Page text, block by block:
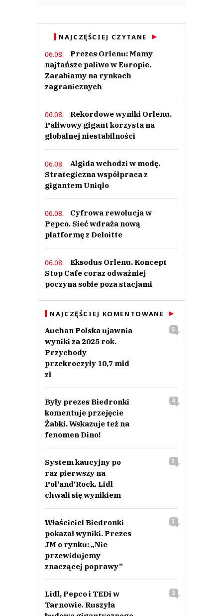
NAJCZĘŚCIEJ CZYTANE
06.08.
Prezes Orlenu: Mamy
najtańsze paliwo w Europie.
Zarabiamy na rynkach
zagranicznych
06.08.
Rekordowe wyniki Orlenu.
Paliwowy gigant korzysta na
globalnej niestabilności
06.08.
Algida wchodzi w modę.
Strategiczna współpraca z
gigantem Uniqlo
06.08.
Cyfrowa rewolucja w
Pepco. Sieć wdraża nową
platformę z Deloitte
06.08.
Eksodus Orlenu. Koncept
Stop Cafe coraz odważniej
poczyna sobie poza stacjami
NAJCZĘŚCIEJ KOMENTOWANE
Auchan Polska ujawnia
wyniki za 2025 rok.
Przychody
przekroczyły 10,7 mld
zł
5
Były prezes Biedronki
komentuje przejęcie
Żabki. Wskazuje też na
fenomen Dino!
4
System kaucyjny po
raz pierwszy na
Pol‘and‘Rock. Lidl
chwali się wynikiem
3
Właściciel Biedronki
pokazał wyniki. Prezes
JM o rynku: „Nie
przewidujemy
znaczącej poprawy”
3
Lidl, Pepco i TEDi w
Tarnowie. Ruszyła
2